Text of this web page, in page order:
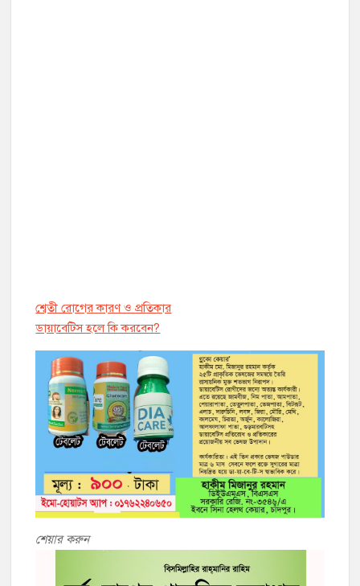
শ্বেতী রোগের কারণ ও প্রতিকার
ডায়াবেট্সি হলে কি করবেন?
শেয়ার করুন